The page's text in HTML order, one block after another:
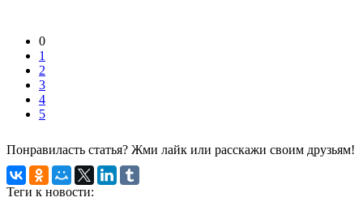
0
1
2
3
4
5
Понравиласть статья? Жми лайк или расскажи своим друзьям!
Теги к новости: